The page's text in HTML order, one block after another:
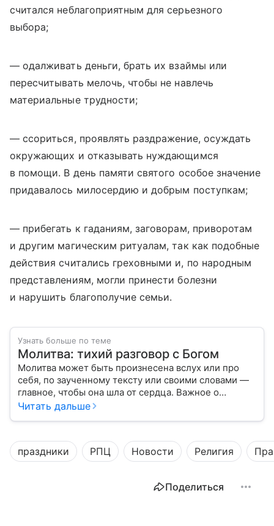
считался неблагоприятным для серьезного
выбора;
— одалживать деньги, брать их взаймы или
пересчитывать мелочь, чтобы не навлечь
материальные трудности;
— ссориться, проявлять раздражение, осуждать
окружающих и отказывать нуждающимся
в помощи. В день памяти святого особое значение
придавалось милосердию и добрым поступкам;
— прибегать к гаданиям, заговорам, приворотам
и другим магическим ритуалам, так как подобные
действия считались греховными и, по народным
представлениям, могли принести болезни
и нарушить благополучие семьи.
Узнать больше по теме
Молитва: тихий разговор с Богом
Молитва может быть произнесена вслух или про
себя, по заученному тексту или своими словами —
главное, чтобы она шла от сердца. Важное о
значении молитв — в нашем материале.
Читать дальше
праздники РПЦ Новости Религия
Поделиться